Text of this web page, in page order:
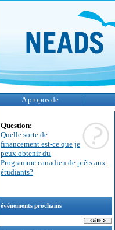
A propos de
Question:
Quelle sorte de
financement est-ce que je
peux obtenir du
Programme canadien de prêts aux
étudiants?
événements prochains